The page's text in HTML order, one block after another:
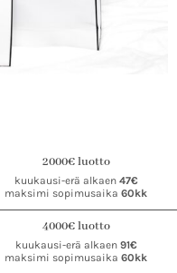
2000€ luotto
kuukausi-erä alkaen47€
maksimi sopimusaika 60kk
4000€ luotto
kuukausi-erä alkaen91€
maksimi sopimusaika 60kk